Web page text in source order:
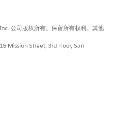
公司版权所有。保留所有权利。其他
Mission Street, 3rd Floor, San